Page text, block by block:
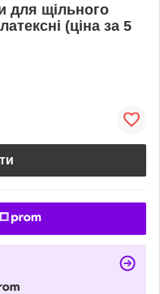
для щільного
(ціна за 5